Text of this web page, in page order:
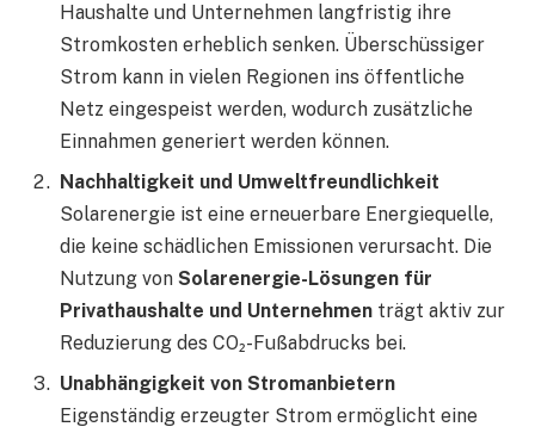
Haushalte und Unternehmen langfristig ihre
Stromkosten erheblich senken. Überschüssiger
Strom kann in vielen Regionen ins öffentliche
Netz eingespeist werden, wodurch zusätzliche
Einnahmen generiert werden können.
Nachhaltigkeit und Umweltfreundlichkeit
Solarenergie ist eine erneuerbare Energiequelle,
die keine schädlichen Emissionen verursacht. Die
Nutzung von Solarenergie-Lösungen für
Privathaushalte und Unternehmen trägt aktiv zur
Reduzierung des CO₂-Fußabdrucks bei.
Unabhängigkeit von Stromanbietern
Eigenständig erzeugter Strom ermöglicht eine